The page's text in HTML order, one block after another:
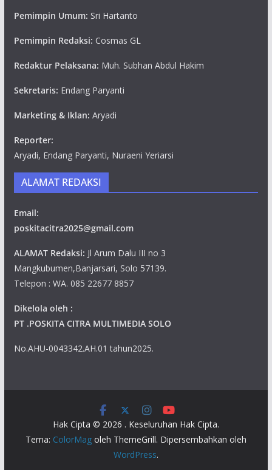
Pemimpin Umum: Sri Hartanto
Pemimpin Redaksi: Cosmas GL
Redaktur Pelaksana: Muh. Subhan Abdul Hakim
Sekretaris: Endang Paryanti
Marketing & Iklan: Aryadi
Reporter:
Aryadi, Endang Paryanti, Nuraeni Yeriarsi
ALAMAT REDAKSI
Email:
poskitacitra2025@gmail.com
ALAMAT Redaksi: Jl Arum Dalu III no 3
Mangkubumen,Banjarsari, Solo 57139.
Telepon : WA. 085 22677 8857
Dikelola oleh :
PT .POSKITA CITRA MULTIMEDIA SOLO
No.AHU-0043342.AH.01 tahun2025.
Hak Cipta © 2026 . Keseluruhan Hak Cipta.
Tema: ColorMagoleh ThemeGrill. Dipersembahkan oleh
WordPress.